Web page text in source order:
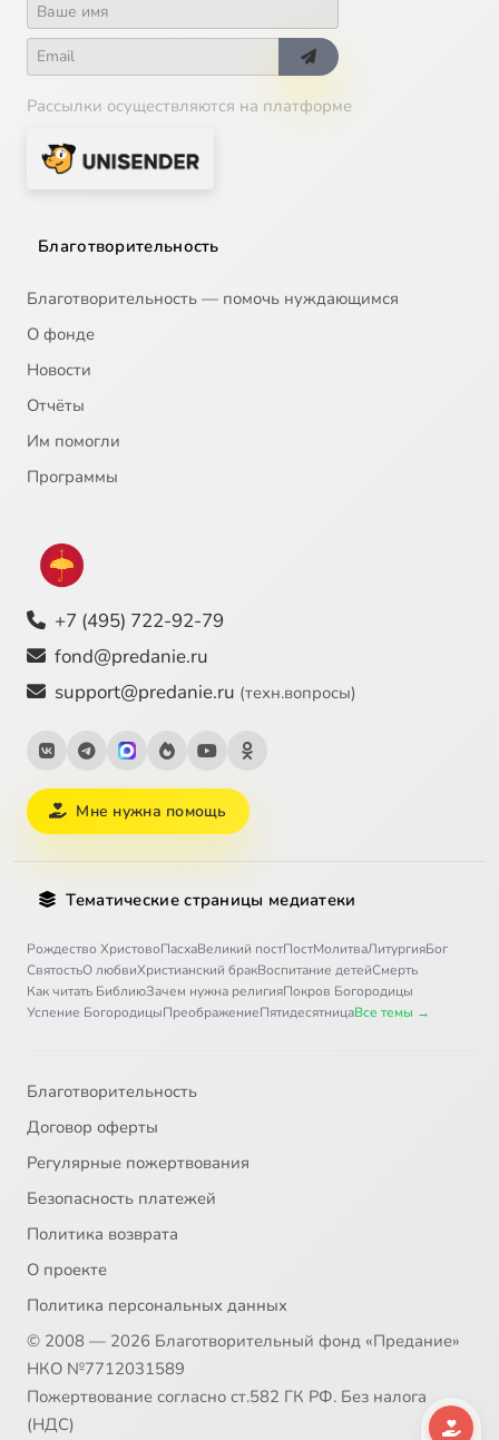
Рассылки осуществляются на платформе
Благотворительность
Благотворительность — помочь нуждающимся
О фонде
Новости
Отчёты
Им помогли
Программы
+7 (495) 722-92-79
fond@predanie.ru
support@predanie.ru (техн.вопросы)
Мне нужна помощь
Тематические страницы медиатеки
Рождество ХристовоПасхаВеликий постПостМолитваЛитургияБог
СвятостьО любвиХристианский бракВоспитание детейСмерть
Как читать БиблиюЗачем нужна религияПокров Богородицы
Успение БогородицыПреображениеПятидесятницаВсе темы →
Благотворительность
Договор оферты
Регулярные пожертвования
Безопасность платежей
Политика возврата
О проекте
Политика персональных данных
© 2008 — 2026 Благотворительный фонд «Предание»
НКО №7712031589
Пожертвование согласно ст.582 ГК РФ. Без налога
(НДС)